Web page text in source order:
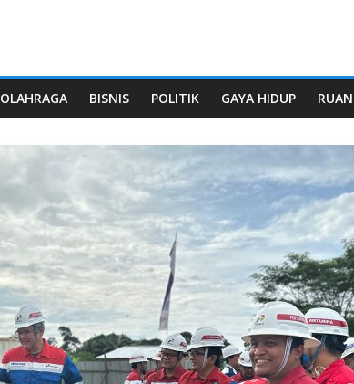
OLAHRAGA BISNIS POLITIK GAYA HIDUP